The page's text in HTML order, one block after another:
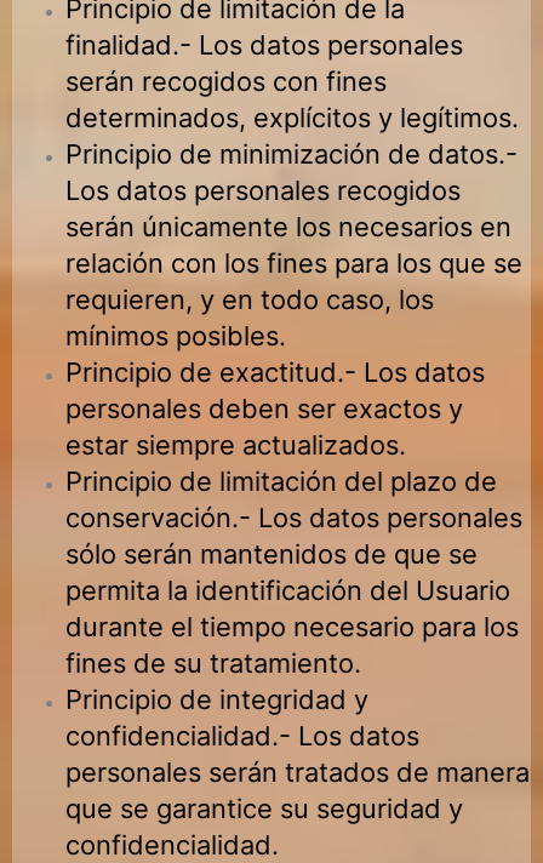
Principio de limitación de la
finalidad.- Los datos personales
serán recogidos con fines
determinados, explícitos y legítimos.
Principio de minimización de datos.-
Los datos personales recogidos
serán únicamente los necesarios en
relación con los fines para los que se
requieren, y en todo caso, los
mínimos posibles.
Principio de exactitud.- Los datos
personales deben ser exactos y
estar siempre actualizados.
Principio de limitación del plazo de
conservación.- Los datos personales
sólo serán mantenidos de que se
permita la identificación del Usuario
durante el tiempo necesario para los
fines de su tratamiento.
Principio de integridad y
confidencialidad.- Los datos
personales serán tratados de manera
que se garantice su seguridad y
confidencialidad.